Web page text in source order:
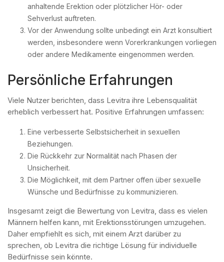
anhaltende Erektion oder plötzlicher Hör- oder
Sehverlust auftreten.
Vor der Anwendung sollte unbedingt ein Arzt konsultiert
werden, insbesondere wenn Vorerkrankungen vorliegen
oder andere Medikamente eingenommen werden.
Persönliche Erfahrungen
Viele Nutzer berichten, dass Levitra ihre Lebensqualität
erheblich verbessert hat. Positive Erfahrungen umfassen:
Eine verbesserte Selbstsicherheit in sexuellen
Beziehungen.
Die Rückkehr zur Normalität nach Phasen der
Unsicherheit.
Die Möglichkeit, mit dem Partner offen über sexuelle
Wünsche und Bedürfnisse zu kommunizieren.
Insgesamt zeigt die Bewertung von Levitra, dass es vielen
Männern helfen kann, mit Erektionsstörungen umzugehen.
Daher empfiehlt es sich, mit einem Arzt darüber zu
sprechen, ob Levitra die richtige Lösung für individuelle
Bedürfnisse sein könnte.